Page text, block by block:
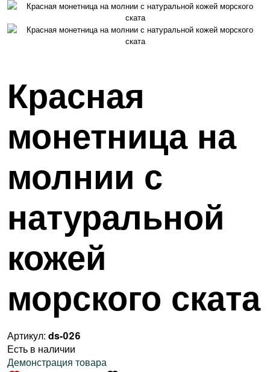
Красная
монетница на
молнии с
натуральной
кожей
морского ската
Артикул: ds-026
Есть в наличии
Демонстрация товара